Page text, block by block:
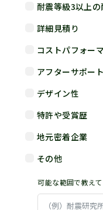
耐震等級3以上の
詳細見積り
コストパフォー
アフターサポート
デザイン性
特許や受賞歴
地元密着企業
その他
可能な範囲で教え